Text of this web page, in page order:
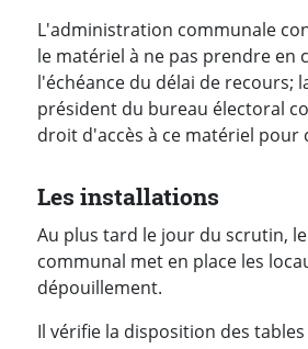
L'administration communale
le matériel à ne pas prendre en
l'échéance du délai de recours;
président du bureau électoral
droit d'accès à ce matériel pour
Les installations
Au plus tard le jour du scrutin,
communal met en place les
dépouillement.
Il vérifie la disposition des